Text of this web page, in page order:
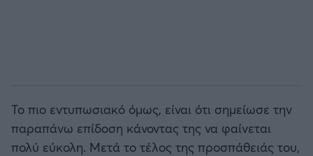
Το πιο εντυπωσιακό όμως, είναι ότι σημείωσε την
παραπάνω επίδοση κάνοντας της να φαίνεται
πολύ εύκολη. Μετά το τέλος της προσπάθειάς του,